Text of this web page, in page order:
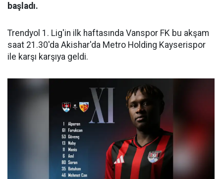
başladı.
Trendyol 1. Lig'in ilk haftasında Vanspor FK bu akşam
saat 21.30'da Akishar'da Metro Holding Kayserispor
ile karşı karşıya geldi.